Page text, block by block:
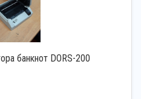
банкнот DORS-200